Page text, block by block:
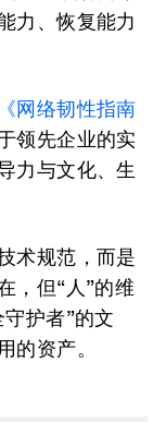
力、恢复能力
《网络韧性指南
领先企业的实
力与文化、生
术规范，而是
，但“人”的维
护者”的文
的资产。